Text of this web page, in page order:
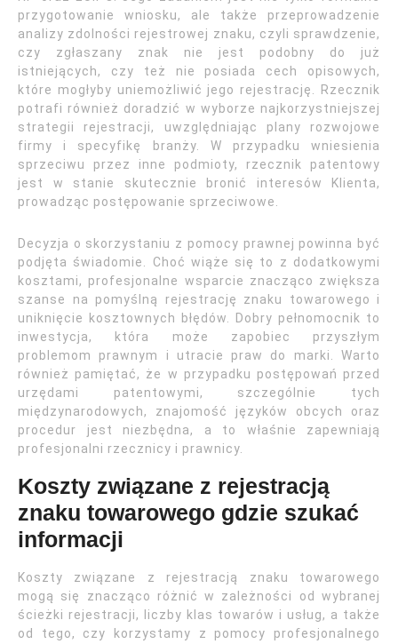
przygotowanie wniosku, ale także przeprowadzenie
analizy zdolności rejestrowej znaku, czyli sprawdzenie,
czy zgłaszany znak nie jest podobny do już
istniejących, czy też nie posiada cech opisowych,
które mogłyby uniemożliwić jego rejestrację. Rzecznik
potrafi również doradzić w wyborze najkorzystniejszej
strategii rejestracji, uwzględniając plany rozwojowe
firmy i specyfikę branży. W przypadku wniesienia
sprzeciwu przez inne podmioty, rzecznik patentowy
jest w stanie skutecznie bronić interesów Klienta,
prowadząc postępowanie sprzeciwowe.
Decyzja o skorzystaniu z pomocy prawnej powinna być
podjęta świadomie. Choć wiąże się to z dodatkowymi
kosztami, profesjonalne wsparcie znacząco zwiększa
szanse na pomyślną rejestrację znaku towarowego i
uniknięcie kosztownych błędów. Dobry pełnomocnik to
inwestycja, która może zapobiec przyszłym
problemom prawnym i utracie praw do marki. Warto
również pamiętać, że w przypadku postępowań przed
urzędami patentowymi, szczególnie tych
międzynarodowych, znajomość języków obcych oraz
procedur jest niezbędna, a to właśnie zapewniają
profesjonalni rzecznicy i prawnicy.
Koszty związane z rejestracją
znaku towarowego gdzie szukać
informacji
Koszty związane z rejestracją znaku towarowego
mogą się znacząco różnić w zależności od wybranej
ścieżki rejestracji, liczby klas towarów i usług, a także
od tego, czy korzystamy z pomocy profesjonalnego